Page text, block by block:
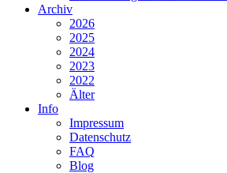
Archiv
2026
2025
2024
2023
2022
Älter
Info
Impressum
Datenschutz
FAQ
Blog